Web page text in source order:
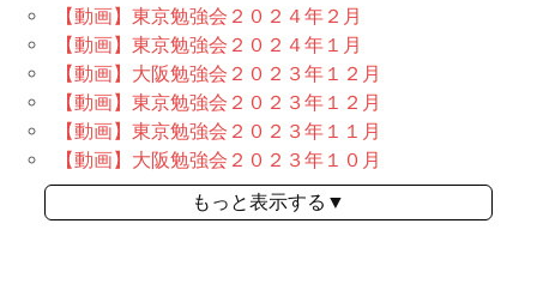
【動画】東京勉強会２０２４年２月
【動画】東京勉強会２０２４年１月
【動画】大阪勉強会２０２３年１２月
【動画】東京勉強会２０２３年１２月
【動画】東京勉強会２０２３年１１月
【動画】大阪勉強会２０２３年１０月
もっと表示する▼